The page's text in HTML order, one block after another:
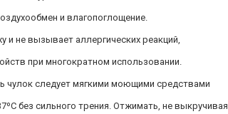
и влагопоглощение.
не вызывает аллергических реакций,
при многократном использовании.
чулок следует мягкими моющими средствами
без сильного трения. Отжимать, не выкручивая.